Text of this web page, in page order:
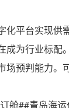
化平台实现供
为行业标配。
预判能力。
舱##青岛海